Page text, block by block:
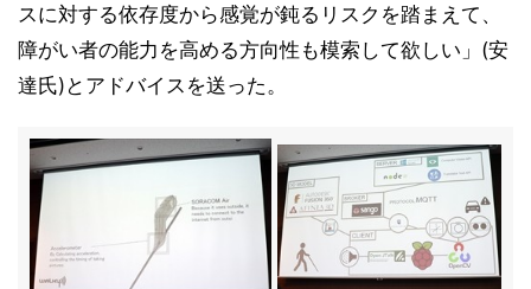
スに対する依存度から感覚が鈍るリスクを踏まえて、
障がい者の能力を高める方向性も模索して欲しい」(安
達氏)とアドバイスを送った。